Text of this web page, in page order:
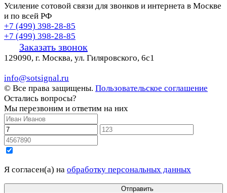
Усиление сотовой связи для звонков и интернета в Москве
и по всей РФ
+7 (499) 398-28-85
+7 (499) 398-28-85
Заказать звонок
129090, г. Москва, ул. Гиляровского, 6с1
info@sotsignal.ru
© Все права защищены. Пользовательское соглашение
Остались вопросы?
Мы перезвоним и ответим на них
Я согласен(а) на обработку персональных данных